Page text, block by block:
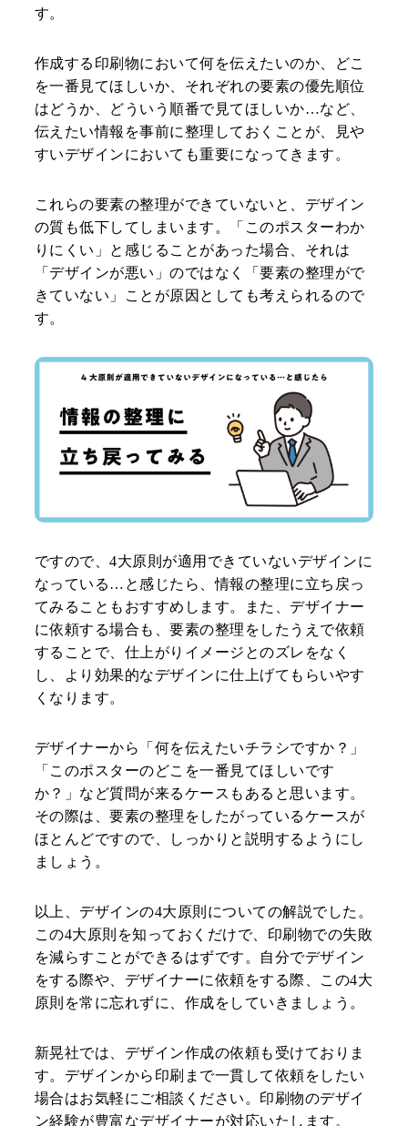
す。
作成する印刷物において何を伝えたいのか、どこ
を一番見てほしいか、それぞれの要素の優先順位
はどうか、どういう順番で見てほしいか…など、
伝えたい情報を事前に整理しておくことが、見や
すいデザインにおいても重要になってきます。
これらの要素の整理ができていないと、デザイン
の質も低下してしまいます。「このポスターわか
りにくい」と感じることがあった場合、それは
「デザインが悪い」のではなく「要素の整理がで
きていない」ことが原因としても考えられるので
す。
ですので、4大原則が適用できていないデザインに
なっている…と感じたら、情報の整理に立ち戻っ
てみることもおすすめします。また、デザイナー
に依頼する場合も、要素の整理をしたうえで依頼
することで、仕上がりイメージとのズレをなく
し、より効果的なデザインに仕上げてもらいやす
くなります。
デザイナーから「何を伝えたいチラシですか？」
「このポスターのどこを一番見てほしいです
か？」など質問が来るケースもあると思います。
その際は、要素の整理をしたがっているケースが
ほとんどですので、しっかりと説明するようにし
ましょう。
以上、デザインの4大原則についての解説でした。
この4大原則を知っておくだけで、印刷物での失敗
を減らすことができるはずです。自分でデザイン
をする際や、デザイナーに依頼をする際、この4大
原則を常に忘れずに、作成をしていきましょう。
新晃社では、デザイン作成の依頼も受けておりま
す。デザインから印刷まで一貫して依頼をしたい
場合はお気軽にご相談ください。印刷物のデザイ
ン経験が豊富なデザイナーが対応いたします。